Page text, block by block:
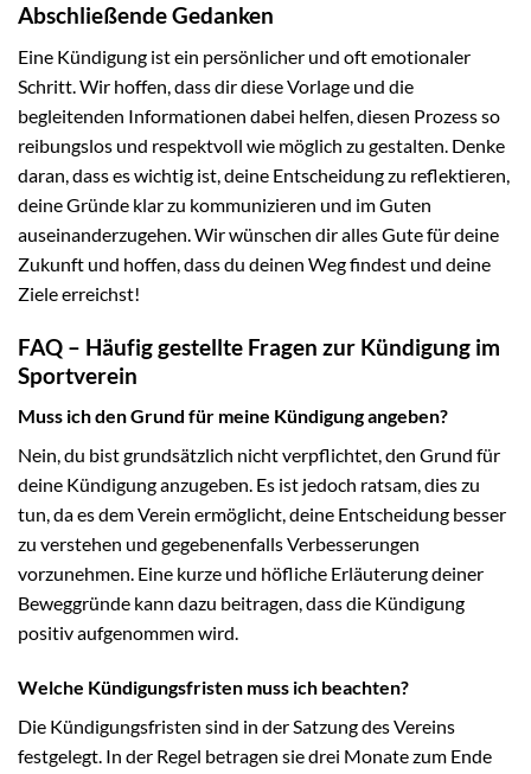
Abschließende Gedanken
Eine Kündigung ist ein persönlicher und oft emotionaler
Schritt. Wir hoffen, dass dir diese Vorlage und die
begleitenden Informationen dabei helfen, diesen Prozess so
reibungslos und respektvoll wie möglich zu gestalten. Denke
daran, dass es wichtig ist, deine Entscheidung zu reflektieren,
deine Gründe klar zu kommunizieren und im Guten
auseinanderzugehen. Wir wünschen dir alles Gute für deine
Zukunft und hoffen, dass du deinen Weg findest und deine
Ziele erreichst!
FAQ – Häufig gestellte Fragen zur Kündigung im
Sportverein
Muss ich den Grund für meine Kündigung angeben?
Nein, du bist grundsätzlich nicht verpflichtet, den Grund für
deine Kündigung anzugeben. Es ist jedoch ratsam, dies zu
tun, da es dem Verein ermöglicht, deine Entscheidung besser
zu verstehen und gegebenenfalls Verbesserungen
vorzunehmen. Eine kurze und höfliche Erläuterung deiner
Beweggründe kann dazu beitragen, dass die Kündigung
positiv aufgenommen wird.
Welche Kündigungsfristen muss ich beachten?
Die Kündigungsfristen sind in der Satzung des Vereins
festgelegt. In der Regel betragen sie drei Monate zum Ende